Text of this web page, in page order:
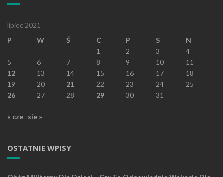
lipiec 2021
P
W Ś C P S
N
1
2 3
4
5
6 7 8 9 10
11
12
13 14 15 16 17
18
19
20 21 22 23 24
25
26
27 28 29 30 31
« cze sie »
OSTATNIE WPISY